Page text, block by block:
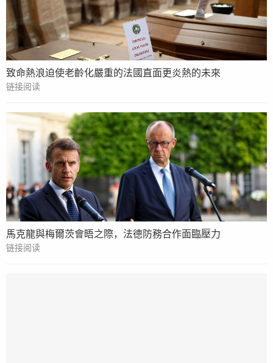
致命熱浪迫使老齡化嚴重的法國直面更炎熱的未來
链接阅读
馬克龍與梅爾茨會晤之際，法德防務合作面臨壓力
链接阅读